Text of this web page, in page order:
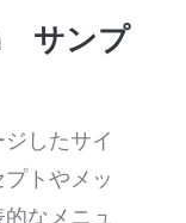
サンプ
したサイ
トやメッ
なメニュ